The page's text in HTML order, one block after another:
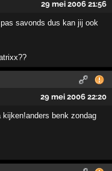
29 mei 2006 21:56
savonds dus kan jij ook
29 mei 2006 22:20
benk zondag